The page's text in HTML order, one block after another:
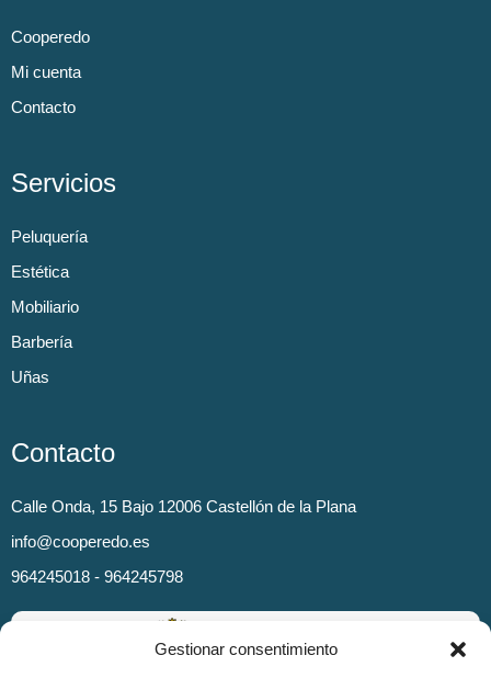
Gestionar consentimiento
Cooperedo
Mi cuenta
Contacto
Servicios
Peluquería
Estética
Mobiliario
Barbería
Uñas
Contacto
Calle Onda, 15 Bajo 12006 Castellón de la Plana
info@cooperedo.es
964245018 - 964245798